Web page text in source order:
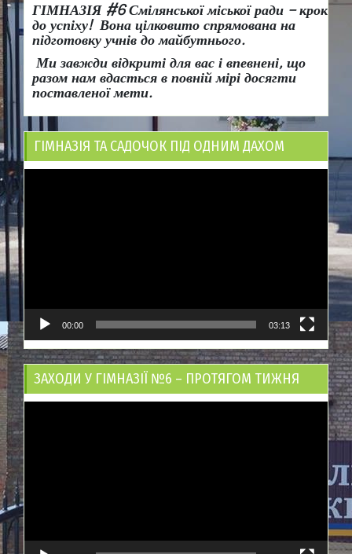
ГІМНАЗІЯ #6 Смілянської міської ради – крок
до успіху! Вона цілковито спрямована на
підготовку учнів до майбутнього.
Ми завжди відкриті для вас і впевнені, що
разом нам вдасться в повній мірі досягти
поставленої мети.
ГІМНАЗІЯ ТА САДОЧОК ПІД ОДНИМ ДАХОМ
00:00 03:13
ЗАХОДИ У ГІМНАЗІЇ №6 – ПРОТЯГОМ ТИЖНЯ